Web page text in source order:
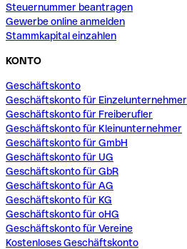
Steuernummer beantragen
Gewerbe online anmelden
Stammkapital einzahlen
KONTO
Geschäftskonto
Geschäftskonto für Einzelunternehmer
Geschäftskonto für Freiberufler
Geschäftskonto für Kleinunternehmer
Geschäftskonto für GmbH
Geschäftskonto für UG
Geschäftskonto für GbR
Geschäftskonto für AG
Geschäftskonto für KG
Geschäftskonto für oHG
Geschäftskonto für Vereine
Kostenloses Geschäftskonto